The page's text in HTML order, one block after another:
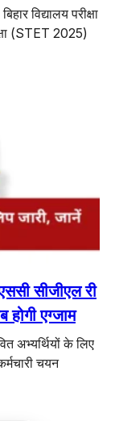
विद्यालय परीक्षा
(STET 2025)
सीजीएल री
होगी एग्जाम
अभ्यर्थियों के लिए
चयन